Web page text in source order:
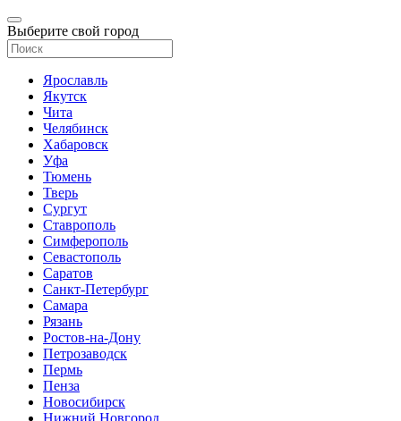
Выберите свой город
Ярославль
Якутск
Чита
Челябинск
Хабаровск
Уфа
Тюмень
Тверь
Сургут
Ставрополь
Симферополь
Севастополь
Саратов
Санкт-Петербург
Самара
Рязань
Ростов-на-Дону
Петрозаводск
Пермь
Пенза
Новосибирск
Нижний Новгород